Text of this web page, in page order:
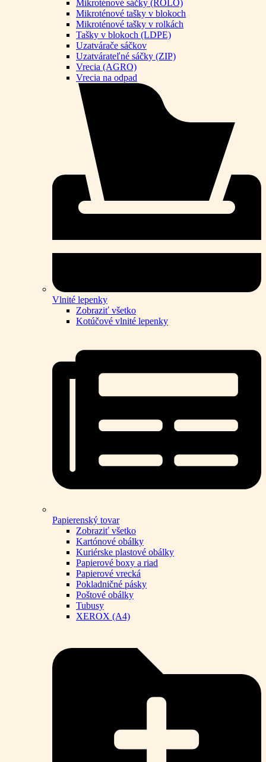
Mikroténové sáčky (ROLO)
Mikroténové tašky v blokoch
Mikroténové tašky v rolkách
Tašky v blokoch (LDPE)
Uzatvárače sáčkov
Uzatvárateľné sáčky (ZIP)
Vrecia (AGRO)
Vrecia na odpad
Vlnité lepenky
Zobraziť všetko
Kotúčové vlnité lepenky
Papierenský tovar
Zobraziť všetko
Kartónové obálky
Kuriérske plastové obálky
Papierové boxy a riad
Papierové vrecká
Pokladničné pásky
Poštové obálky
Tubusy
XEROX (A4)